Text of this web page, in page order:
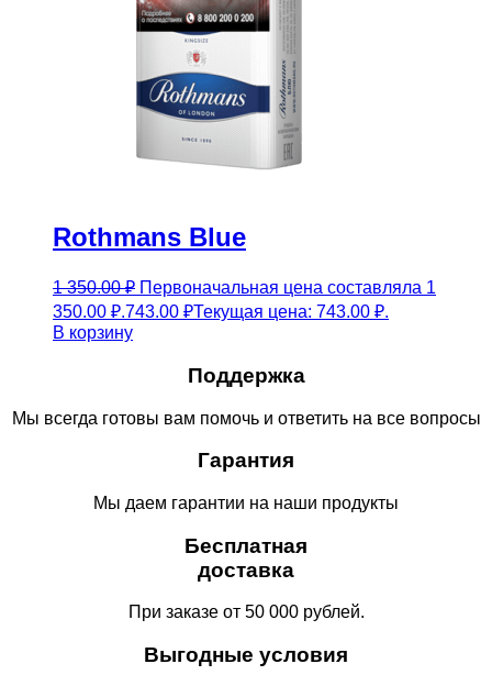
Rothmans Blue
1 350.00₽ Первоначальная цена составляла 1
350.00 ₽.743.00 ₽Текущая цена: 743.00 ₽.
В корзину
Поддержка
Мы всегда готовы вам помочь и ответить на все вопросы
Гарантия
Мы даем гарантии на наши продукты
Бесплатная
доставка
При заказе от 50 000 рублей.
Выгодные условия